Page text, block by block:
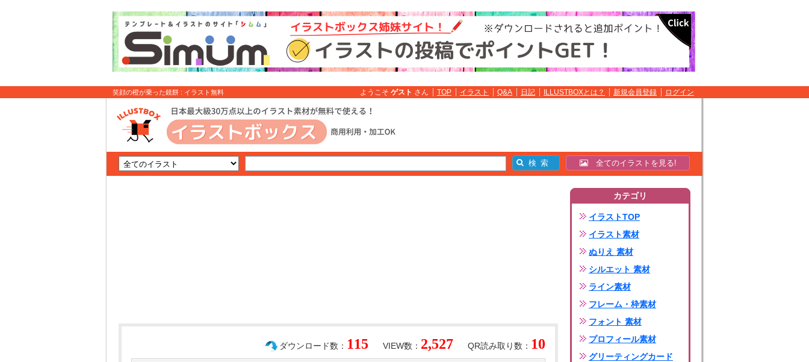
笑顔の橙が乗った鏡餅 : イラスト無料 ようこそ ゲスト さん TOP イラスト Q&A 日記 ILLUSTBOXとは？ 新規会員登録 ログイン
全てのイラストを見る!
QR読み取り数： 10
VIEW数： 2,527
ダウンロード数： 115
カテゴリ
イラストTOP
イラスト素材
ぬりえ 素材
シルエット 素材
ライン素材
フレーム・枠素材
フォント 素材
プロフィール素材
グリーティングカード